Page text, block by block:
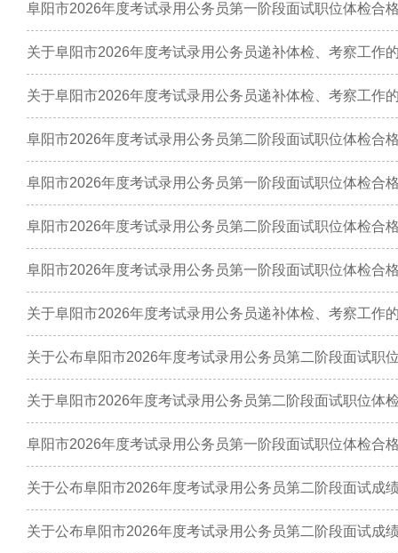
阜阳市2026年度考试录用公务员第一阶段面试职位体检合
关于阜阳市2026年度考试录用公务员递补体检、考察工作
关于阜阳市2026年度考试录用公务员递补体检、考察工作
阜阳市2026年度考试录用公务员第二阶段面试职位体检合
阜阳市2026年度考试录用公务员第一阶段面试职位体检合
阜阳市2026年度考试录用公务员第二阶段面试职位体检合
阜阳市2026年度考试录用公务员第一阶段面试职位体检合
关于阜阳市2026年度考试录用公务员递补体检、考察工作
关于公布阜阳市2026年度考试录用公务员第二阶段面试职
关于阜阳市2026年度考试录用公务员第二阶段面试职位体
阜阳市2026年度考试录用公务员第一阶段面试职位体检合
关于公布阜阳市2026年度考试录用公务员第二阶段面试成
关于公布阜阳市2026年度考试录用公务员第二阶段面试成